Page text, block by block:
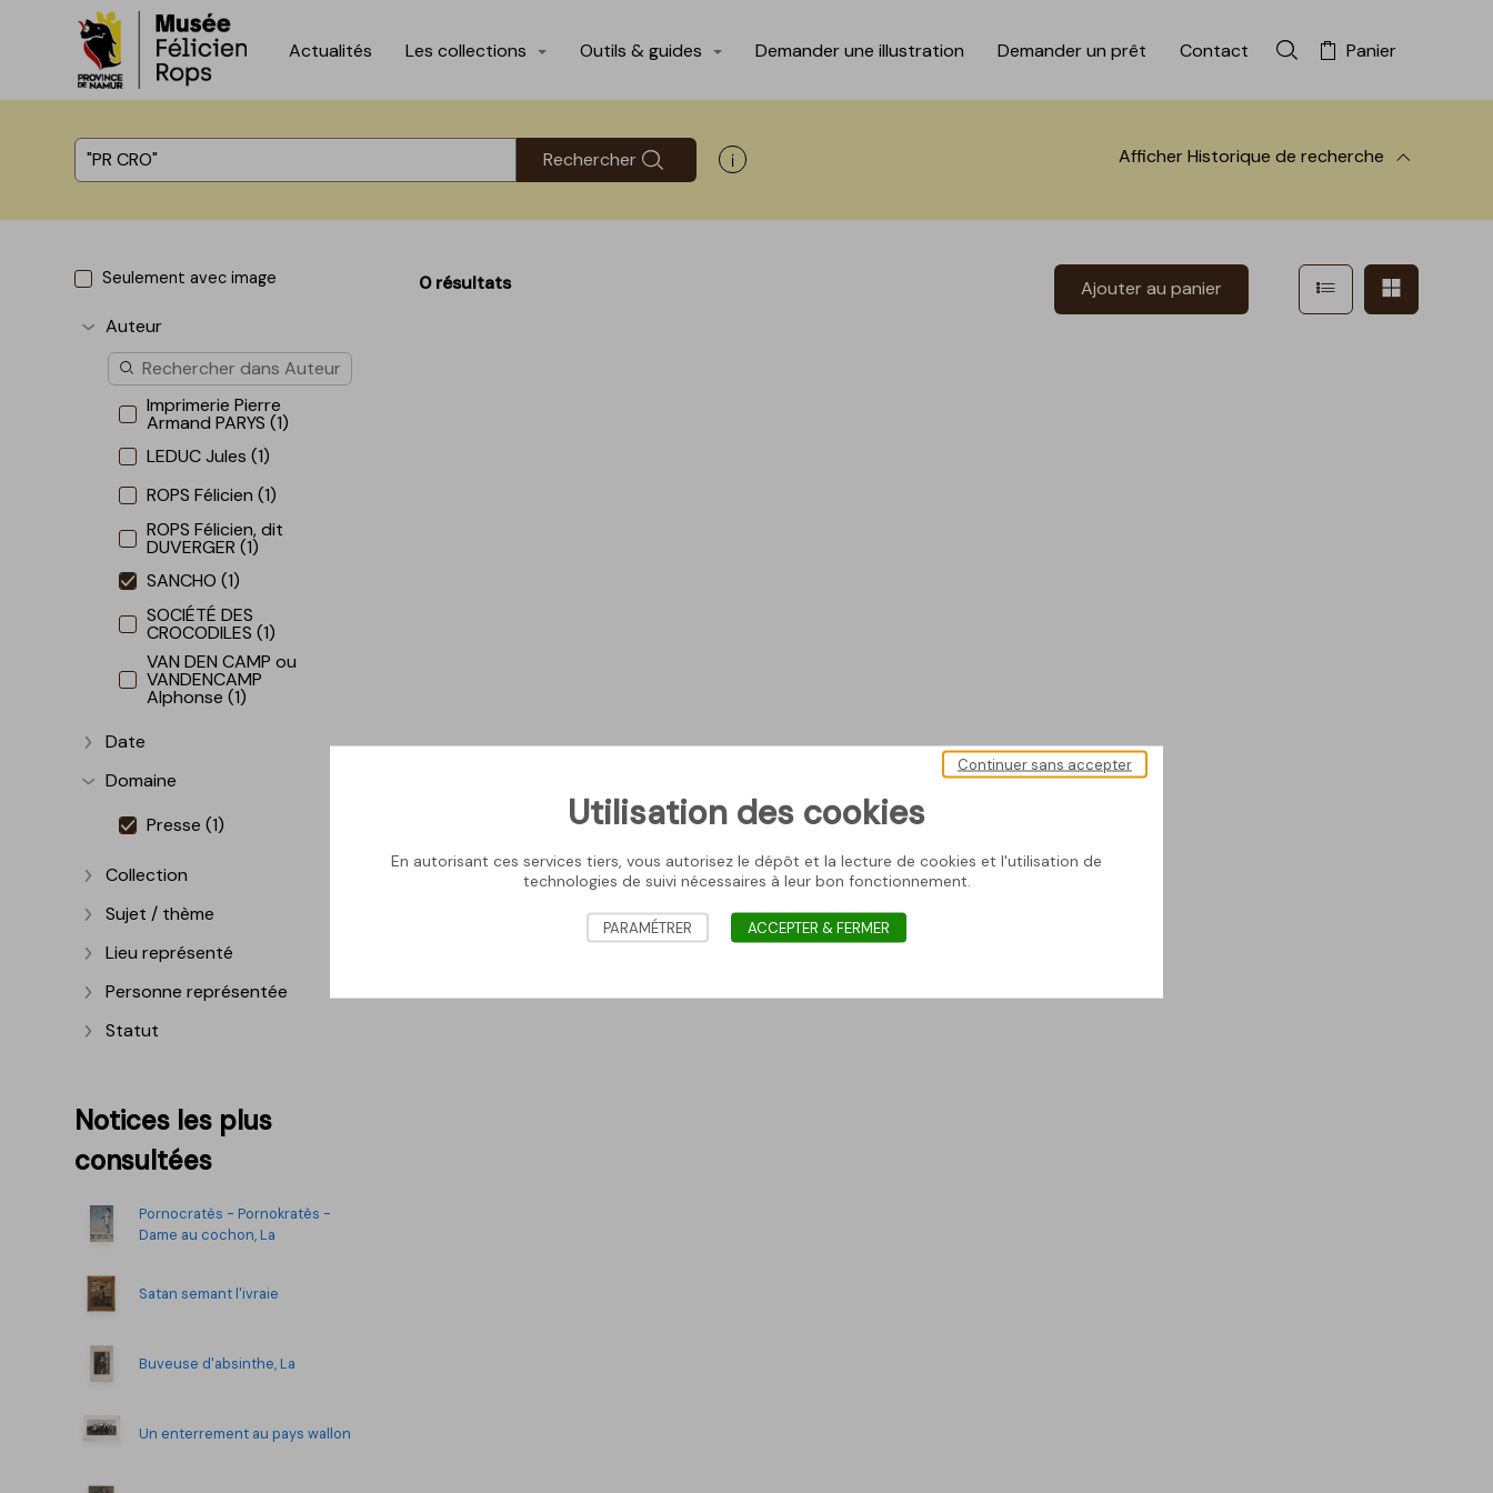
Accèder directement au contenu
Accèder directement au contenu
Actualités Les collections Outils & guides Demander une illustration Demander un prêt Contact Rechercher dans la
Panier
Rechercher Afficher les informations d'aide à la recherche AfficherHistorique de recherche
Seulement avec image
Afficher plus
Auteur
Imprimerie Pierre
Armand PARYS (1)
LEDUC Jules (1)
ROPS Félicien (1)
ROPS Félicien, dit
DUVERGER (1)
SANCHO (1)
SOCIÉTÉ DES
CROCODILES (1)
VAN DEN CAMP ou
VANDENCAMP
Alphonse (1)
Afficher plus
Date
Afficher plus
Domaine
Presse (1)
Afficher plus
Collection
Afficher plus
Sujet / thème
Afficher plus
Lieu représenté
Afficher plus
Personne représentée
Afficher plus
Statut
Notices les plus
consultées
Pornocratès - Pornokratès -
Dame au cochon, La
Satan semant l'ivraie
Buveuse d'absinthe, La
Un enterrement au pays wallon
0 résultats Ajouter au panier Afficher en mode
Utilisation des cookies
En autorisant ces services tiers, vous autorisez le dépôt et la lecture de cookies et l'utilisation de
technologies de suivi nécessaires à leur bon fonctionnement.
Continuer sans accepter
PARAMÉTRER ACCEPTER & FERMER